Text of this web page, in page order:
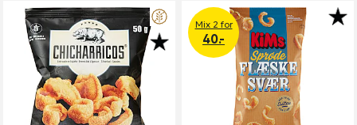
Mix 2 for
40.-